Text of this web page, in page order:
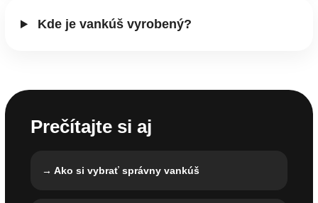
Kde je vankúš vyrobený?
Prečítajte si aj
→ Ako si vybrať správny vankúš